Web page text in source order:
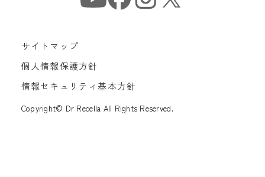
サイトマップ
個人情報保護方針
情報セキュリティ基本方針
Copyright© Dr Recella All Rights Reserved.